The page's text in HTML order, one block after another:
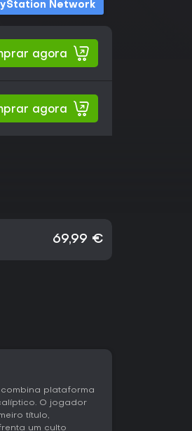
Network
agora
agora
69,99 €
plataforma
O jogador
título,
um culto